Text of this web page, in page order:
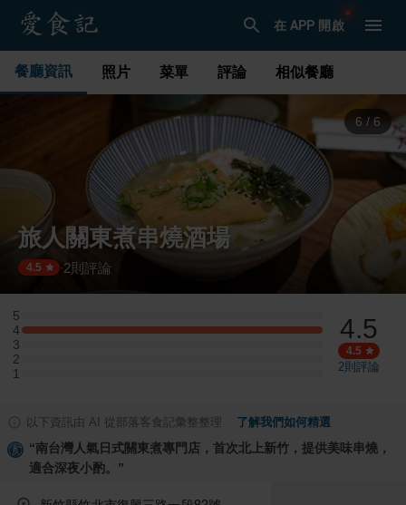
在 APP 開啟
餐廳資訊 照片 菜單 評論 相似餐廳
1 / 6
旅人關東煮串燒酒場
4.5 ·2則評論
5
5 星：0 則評論
4
4 星：1 則評論
3
3 星：0 則評論
2
2 星：0 則評論
1
1 星：0 則評論
4.5
4.5
2則評論
以下資訊由 AI 從部落客食記彙整整理 了解我們如何精選
“南台灣人氣日式關東煮專門店，首次北上新竹，提供美味串燒，
適合深夜小酌。 ”